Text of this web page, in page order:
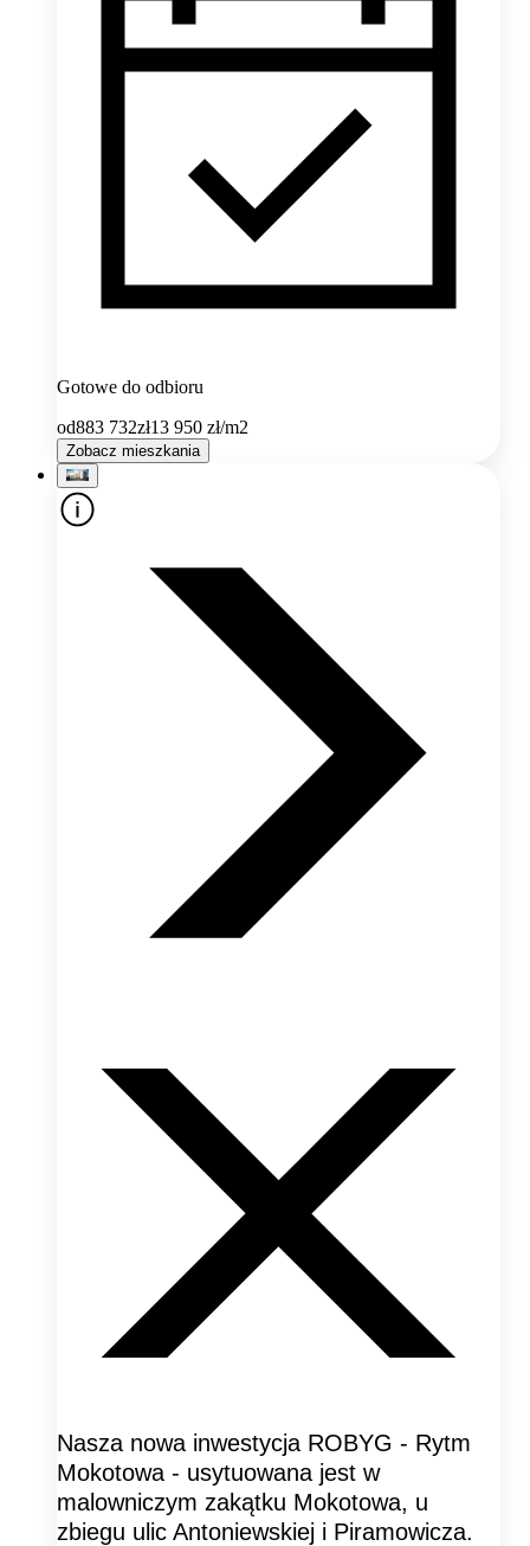
Gotowe do odbioru
od883 732zł13 950 zł/m2
Zobacz mieszkania
Nasza nowa inwestycja ROBYG - Rytm
Mokotowa - usytuowana jest w
malowniczym zakątku Mokotowa, u
zbiegu ulic Antoniewskiej i Piramowicza.